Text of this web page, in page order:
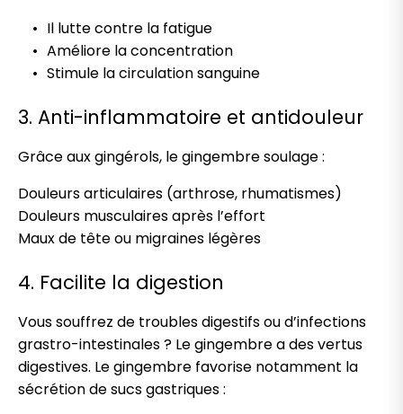
Il lutte contre la fatigue
Améliore la concentration
Stimule la circulation sanguine
3. Anti-inflammatoire et antidouleur
Grâce aux gingérols, le gingembre soulage :
Douleurs articulaires (arthrose, rhumatismes)
Douleurs musculaires après l’effort
Maux de tête ou migraines légères
4. Facilite la digestion
Vous souffrez de troubles digestifs ou d’infections
grastro-intestinales ? Le gingembre a des vertus
digestives. Le gingembre favorise notamment la
sécrétion de sucs gastriques :